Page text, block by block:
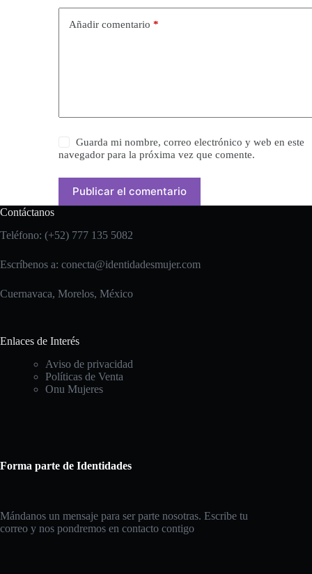
Añadir comentario *
Guarda mi nombre, correo electrónico y web en este
navegador para la próxima vez que comente.
Publicar el comentario
Contáctanos
Teléfono: (+52) 777 135 5082
Escríbenos a: conecta@identidadesmujer.com
Cuernavaca, Morelos, México
Enlaces de Interés
Aviso de privacidad
Políticas de Venta
Onu Mujeres
Forma parte de Identidades
Mándanos un mensaje para ser parte nosotras. Escribe tu
correo y nos pondremos en contacto contigo